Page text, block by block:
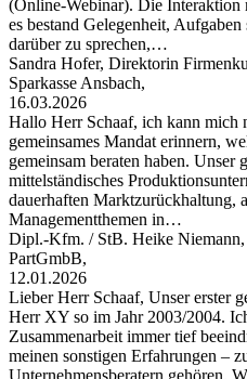
(Online-Webinar). Die Interaktion
es bestand Gelegenheit,
darüber zu sprechen,…
Sandra Hofer, Direktorin
Sparkasse Ansbach,
16.03.2026
Hallo Herr Schaaf, ich kann mich
gemeinsames Mandat erinnern,
gemeinsam beraten haben. Unser
mittelständisches
dauerhaften Marktzurückhaltung,
Managementthemen in…
Dipl.-Kfm. / StB. Heike Niemann,
PartGmbB,
12.01.2026
Lieber Herr Schaaf, Unser erster
Herr XY so im Jahr 2003/2004.
Zusammenarbeit immer tief
meinen sonstigen Erfahrungen –